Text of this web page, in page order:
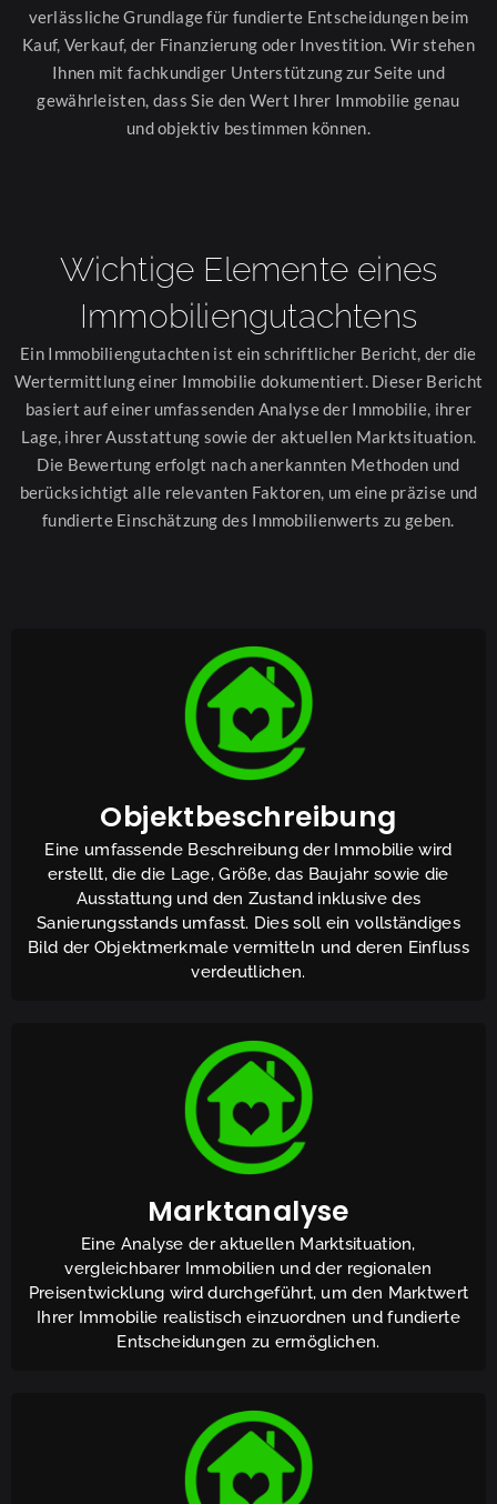
verlässliche Grundlage für fundierte Entscheidungen beim
Kauf, Verkauf, der Finanzierung oder Investition. Wir stehen
Ihnen mit fachkundiger Unterstützung zur Seite und
gewährleisten, dass Sie den Wert Ihrer Immobilie genau
und objektiv bestimmen können.
Wichtige Elemente eines
Immobiliengutachtens
Ein Immobiliengutachten ist ein schriftlicher Bericht, der die
Wertermittlung einer Immobilie dokumentiert. Dieser Bericht
basiert auf einer umfassenden Analyse der Immobilie, ihrer
Lage, ihrer Ausstattung sowie der aktuellen Marktsituation.
Die Bewertung erfolgt nach anerkannten Methoden und
berücksichtigt alle relevanten Faktoren, um eine präzise und
fundierte Einschätzung des Immobilienwerts zu geben.
Objektbeschreibung
Eine umfassende Beschreibung der Immobilie wird
erstellt, die die Lage, Größe, das Baujahr sowie die
Ausstattung und den Zustand inklusive des
Sanierungsstands umfasst. Dies soll ein vollständiges
Bild der Objektmerkmale vermitteln und deren Einfluss
verdeutlichen.
Marktanalyse
Eine Analyse der aktuellen Marktsituation,
vergleichbarer Immobilien und der regionalen
Preisentwicklung wird durchgeführt, um den Marktwert
Ihrer Immobilie realistisch einzuordnen und fundierte
Entscheidungen zu ermöglichen.